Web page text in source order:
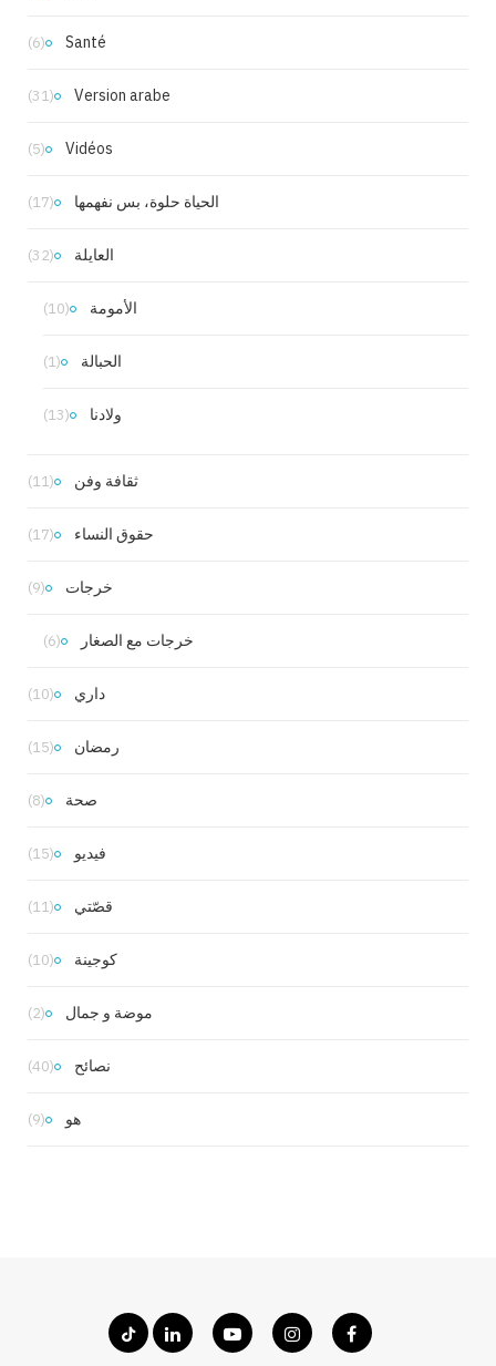
Santé
(6)
Version arabe
(31)
Vidéos
(5)
الحياة حلوة، بس نفهمها (17)
العايلة (32)
الأمومة (10)
الحبالة (1)
ولادنا (13)
ثقافة وفن (11)
حقوق النساء (17)
خرجات (9)
خرجات مع الصغار (6)
داري (10)
رمضان (15)
صحة (8)
فيديو (15)
قصّتي (11)
كوجينة (10)
موضة و جمال (2)
نصائح (40)
هو (9)